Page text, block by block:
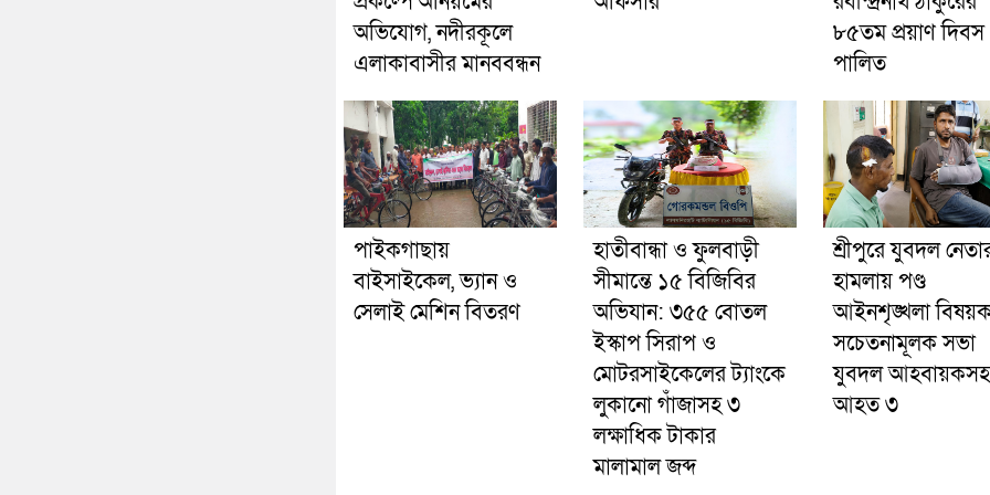
অভিযোগ, নদীরকূলে
এলাকাবাসীর মানববন্ধন
৮৫তম প্রয়াণ দিবস
পালিত
পাইকগাছায়
বাইসাইকেল, ভ্যান ও
সেলাই মেশিন বিতরণ
হাতীবান্ধা ও ফুলবাড়ী
সীমান্তে ১৫ বিজিবির
অভিযান: ৩৫৫ বোতল
ইস্কাপ সিরাপ ও
মোটরসাইকেলের ট্যাংকে
লুকানো গাঁজাসহ ৩
লক্ষাধিক টাকার
মালামাল জব্দ
শ্রীপুরে যুবদল
হামলায় পণ্ড
আইনশৃঙ্খলা
সচেতনামূলক সভা
যুবদল আহবায়কসহ
আহত ৩